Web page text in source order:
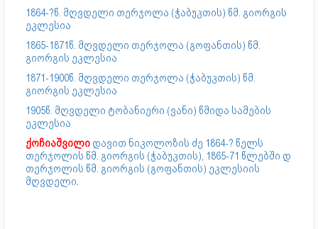
1864-?წ. მღვდელი თერჯოლა (ჭაბუკთის) წმ. გიორგის
ეკლესია
1865-1871წ. მღვდელი თერჯოლა (გოფანთის) წმ.
გიორგის ეკლესია
1871-1900წ. მღვდელი თერჯოლა (ჭაბუკთის) წმ.
გიორგის ეკლესია
1905წ. მღვდელი ტობანიერი (ვანი) წმიდა სამების
ეკლესია
ქოჩიაშვილი დავით ნიკოლოზის ძე 1864-? წელს
თერჯოლის წმ. გიორგის (ჭაბუკთის), 1865-71 წლებში დ
თერჯოლის წმ. გიორგის (გოფანთის) ეკლესიის
მღვდელი.